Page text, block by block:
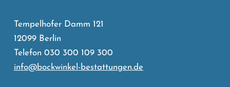
Tempelhofer Damm 121
12099 Berlin
Telefon 030 300 109 300
info@bockwinkel-bestattungen.de